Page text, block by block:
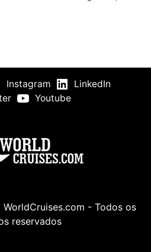
Instagram
LinkedIn
Youtube
- Todos os
reservados